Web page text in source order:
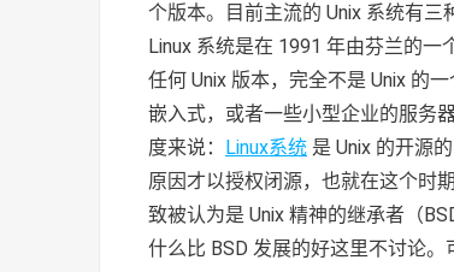
个版本。目前主流的 Unix 系统有三
Linux 系统是在 1991 年由芬兰的一
任何 Unix 版本，完全不是 Unix 的
嵌入式，或者一些小型企业的服务
度来说：
Linux系统 是 Unix 的开源
原因才以授权闭源，也就在这个时
致被认为是 Unix 精神的继承者（
什么比 BSD 发展的好这里不讨论。